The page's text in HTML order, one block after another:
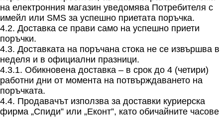
на електронния магазин уведомява Потребителя с
имейл или SMS за успешно приетата поръчка.
4.2. Доставка се прави само на успешно приети
поръчки.
4.3. Доставката на поръчана стока не се извършва в
неделя и в официални празници.
4.3.1. Обикновена доставка – в срок до 4 (четири)
работни дни от момента на потвърждаването на
поръчката.
4.4. Продавачът използва за доставки куриерска
фирма „Спиди” или „Еконт”, като обичайните часове